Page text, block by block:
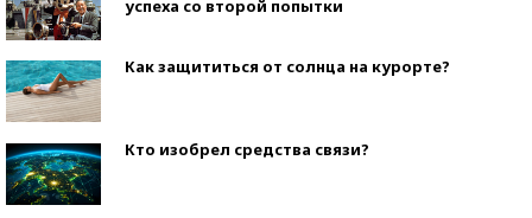
успеха со второй попытки
Как защититься от солнца на курорте?
Кто изобрел средства связи?